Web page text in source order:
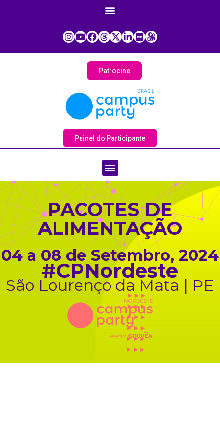
Patrocine
Painel do Participante
PACOTES DE
ALIMENTAÇÃO
04 a 08 de Setembro, 2024
#CPNordeste
São Lourenço da Mata | PE